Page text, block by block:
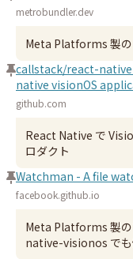
metrobundler.dev
Meta Platforms 製
callstack/react-
native visionOS
github.com
React Native で
ロダクト
Watchman - A file
facebook.github.io
Meta Platforms 製
native-visionos でも